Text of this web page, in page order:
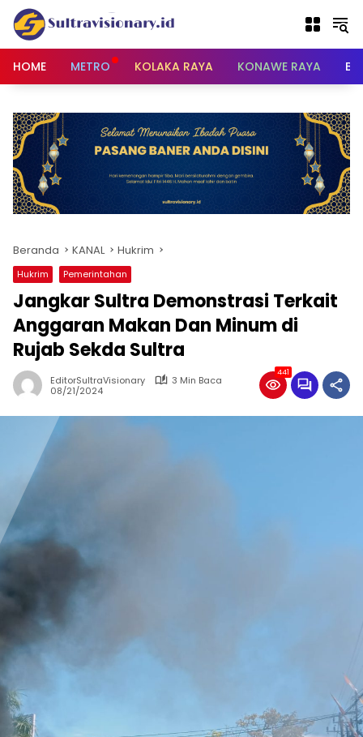
Langsung
konten
HOME
METRO KOLAKA RAYA KONAWE RAYA
Beranda KANAL Hukrim
Hukrim Pemerintahan
Jangkar Sultra Demonstrasi Terkait
Anggaran Makan Dan Minum di
Rujab Sekda Sultra
EditorSultraVisionary
3 Min Baca
08/21/2024
441